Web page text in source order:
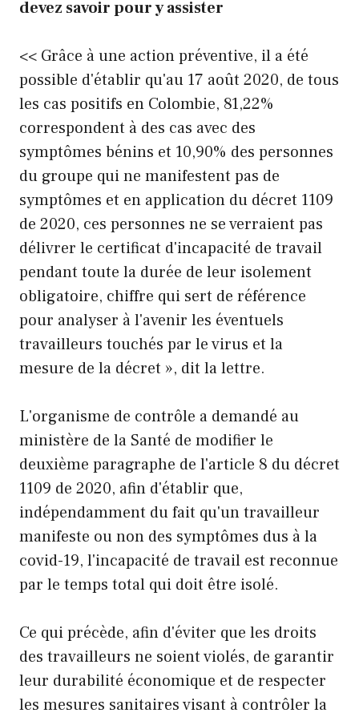
devez savoir pour y assister
<< Grâce à une action préventive, il a été
possible d'établir qu'au 17 août 2020, de tous
les cas positifs en Colombie, 81,22%
correspondent à des cas avec des
symptômes bénins et 10,90% des personnes
du groupe qui ne manifestent pas de
symptômes et en application du décret 1109
de 2020, ces personnes ne se verraient pas
délivrer le certificat d'incapacité de travail
pendant toute la durée de leur isolement
obligatoire, chiffre qui sert de référence
pour analyser à l'avenir les éventuels
travailleurs touchés par le virus et la
mesure de la décret », dit la lettre.
L'organisme de contrôle a demandé au
ministère de la Santé de modifier le
deuxième paragraphe de l'article 8 du décret
1109 de 2020, afin d'établir que,
indépendamment du fait qu'un travailleur
manifeste ou non des symptômes dus à la
covid-19, l'incapacité de travail est reconnue
par le temps total qui doit être isolé.
Ce qui précède, afin d'éviter que les droits
des travailleurs ne soient violés, de garantir
leur durabilité économique et de respecter
les mesures sanitaires visant à contrôler la